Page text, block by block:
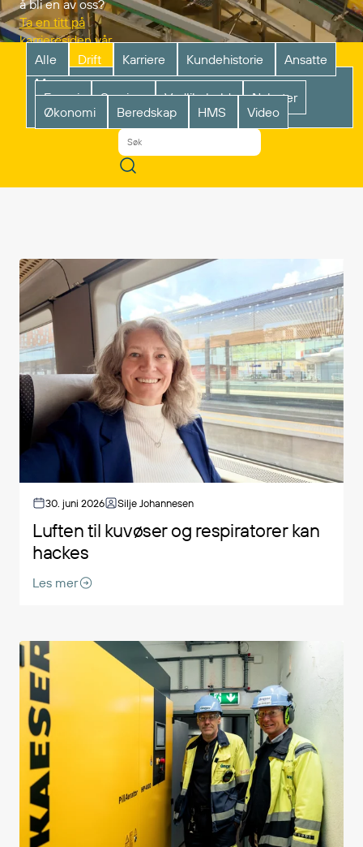
å bli en av oss?
Ta en titt på
karrieresiden vår.
Alle
Drift Karriere Kundehistorie
Ansatte
Mer
Energi
Service Vedlikehold
Nyheter
Økonomi
Beredskap HMS Video
30. juni 2026 Silje Johannesen
Luften til kuvøser og respiratorer kan
hackes
Les mer